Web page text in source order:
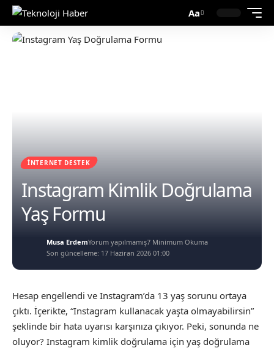
Aa
İNTERNET DESTEK
Instagram Kimlik Doğrulama
Yaş Formu
Son güncelleme: 17 Haziran 2026 01:00
Musa ErdemYorum yapılmamış7 Minimum Okuma
Hesap engellendi ve Instagram’da 13 yaş sorunu ortaya
çıktı. İçerikte, “Instagram kullanacak yaşta olmayabilirsin”
şeklinde bir hata uyarısı karşınıza çıkıyor. Peki, sonunda ne
oluyor? Instagram kimlik doğrulama için yaş doğrulama